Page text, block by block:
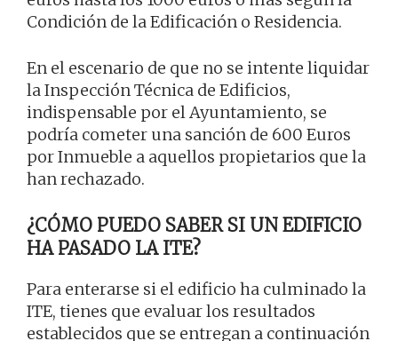
Condición de la Edificación o Residencia.
En el escenario de que no se intente liquidar
la Inspección Técnica de Edificios,
indispensable por el Ayuntamiento, se
podría cometer una sanción de 600 Euros
por Inmueble a aquellos propietarios que la
han rechazado.
¿CÓMO PUEDO SABER SI UN EDIFICIO
HA PASADO LA ITE?
Para enterarse si el edificio ha culminado la
ITE, tienes que evaluar los resultados
establecidos que se entregan a continuación